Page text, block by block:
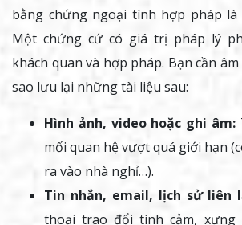
bằng chứng ngoại tình hợp pháp
Một chứng cứ có giá trị pháp lý
khách quan và hợp pháp. Bạn cần
sao lưu lại những tài liệu sau:
Hình ảnh, video hoặc ghi âm:
mối quan hệ vượt quá giới hạn
ra vào nhà nghỉ…).
Tin nhắn, email, lịch sử liên
thoại trao đổi tình cảm, xưng